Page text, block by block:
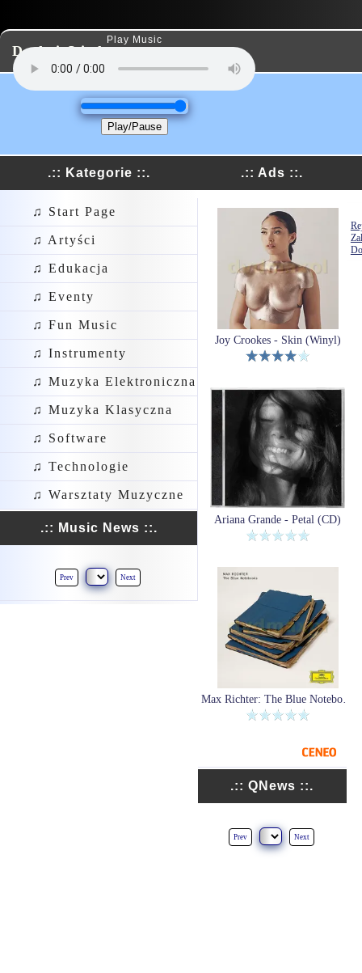
Play Music
Play/Pause
Dodaj Link
.:: Ads ::.
Joy Crookes - Skin (Winyl)
Ariana Grande - Petal (CD)
Max Richter: The Blue Notebooks [2xWinyl]
.:: QNews ::.
Prev Next
.:: Kategorie ::.
♫ Start Page
♫ Artyści
♫ Edukacja
♫ Eventy
♫ Fun Music
♫ Instrumenty
♫ Muzyka Elektroniczna
♫ Muzyka Klasyczna
♫ Software
♫ Technologie
♫ Warsztaty Muzyczne
.:: Music News ::.
Prev Next